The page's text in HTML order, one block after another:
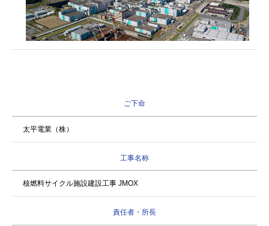
ご下命
太平電業（株）
工事名称
核燃料サイクル施設建設工事 JMOX
責任者・所長